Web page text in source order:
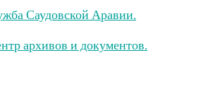
Саудовской Аравии.
архивов и документов.